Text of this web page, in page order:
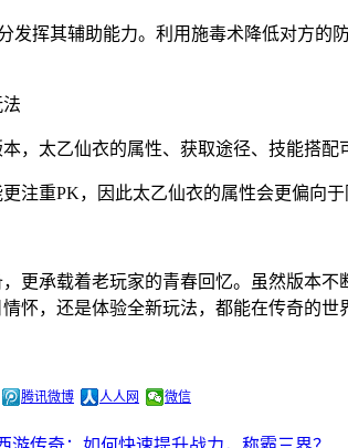
发挥其辅助能力。利用施毒术降低对方
，太乙仙衣的属性、获取途径、技能搭
注重PK，因此太乙仙衣的属性会更偏向
更承载着老玩家的青春回忆。虽然版本
怀，还是体验全新玩法，都能在传奇的世
腾讯微博 人人网 微信